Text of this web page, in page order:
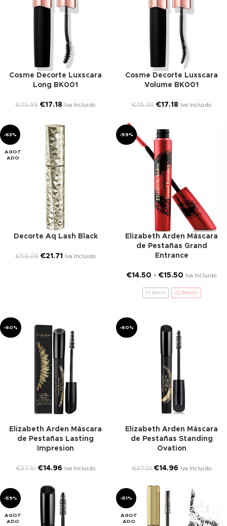
Cosme Decorte Luxscara
Long BK001
€45.98 €17.18 Iva Incluido
Cosme Decorte Luxscara
Volume BK001
€45.98 €17.18 Iva Incluido
-63%
AGOT
ADO
Decorte Aq Lash Black
€58.08 €21.71 Iva Incluido
-59%
Elizabeth Arden Máscara
de Pestañas Grand
Entrance
€14.50 - €15.50 Iva Incluido
01.Black 02.Brown
-60%
Elizabeth Arden Máscara
de Pestañas Lasting
Impresion
€37.51 €14.96 Iva Incluido
-60%
Elizabeth Arden Máscara
de Pestañas Standing
Ovation
€37.51 €14.96 Iva Incluido
-59%
AGOT
ADO
-51%
AGOT
ADO